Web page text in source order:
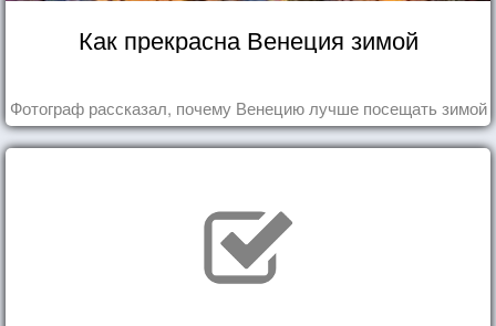
Как прекрасна Венеция зимой
Фотограф рассказал, почему Венецию лучше посещать зимой